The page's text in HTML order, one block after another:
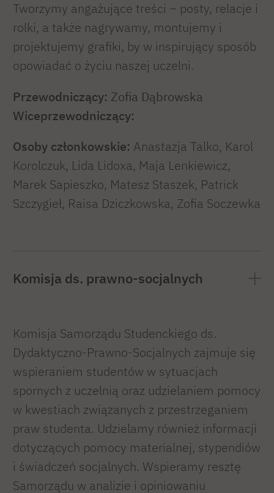
Tworzymy angażujące treści – posty, relacje i
rolki, a także nagrywamy, montujemy i
projektujemy grafiki, by w inspirujący sposób
opowiadać o życiu naszej uczelni.
Przewodniczący: Zofia Dąbrowska
Wiceprzewodniczący:
Osoby członkowskie: Anastazja Talko, Karol
Korolczuk, Lida Lidoxa, Maja Lenkiewicz,
Marek Sapieszko, Matesz Staszek, Patrick
Szczygieł, Raisa Dziczkowska, Zofia Soczewka
Komisja ds. prawno-socjalnych
Komisja Samorządu Studenckiego ds.
Dydaktyczno-Prawno-Socjalnych zajmuje się
wspieraniem studentów w sytuacjach
spornych z uczelnią oraz udzielaniem pomocy
w kwestiach związanych z przestrzeganiem
praw studenta. Udzielamy również informacji
dotyczących pomocy materialnej, stypendiów
i świadczeń socjalnych. Wspieramy resztę
Samorządu w analizie i opiniowaniu